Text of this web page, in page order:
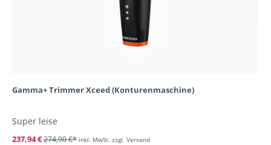
Gamma+ Trimmer Xceed (Konturenmaschine)
Super leise
237,94 €274,90 €* inkl. MwSt. zzgl. Versand